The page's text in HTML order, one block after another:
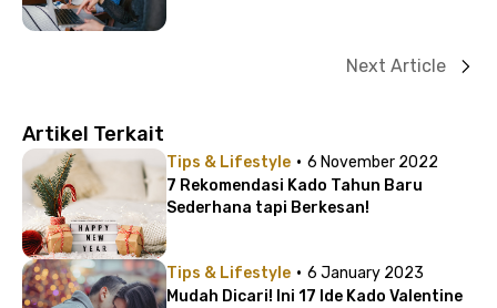
Next Article
Artikel Terkait
Tips & Lifestyle · 6 November 2022
7 Rekomendasi Kado Tahun Baru
Sederhana tapi Berkesan!
Tips & Lifestyle · 6 January 2023
Mudah Dicari! Ini 17 Ide Kado Valentine